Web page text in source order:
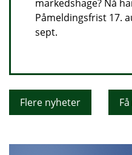
markedshage? Nå
Påmeldingsfrist 17.
sept.
Flere nyheter